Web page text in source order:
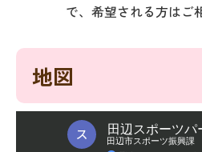
で、希望される方はご
地図